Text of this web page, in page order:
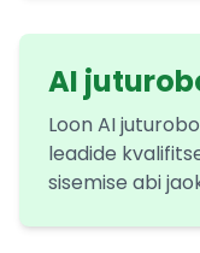
AI
Loon AI
leadide
sisemise abi